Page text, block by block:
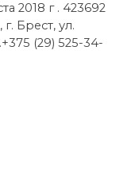
2018 г . 423692
Брест, ул.
(29) 525-34-